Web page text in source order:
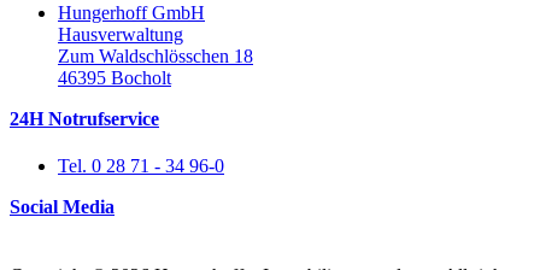
Hungerhoff GmbH
Hausverwaltung
Zum Waldschlösschen 18
46395 Bocholt
24H Notrufservice
Tel. 0 28 71 - 34 96-0
Social Media